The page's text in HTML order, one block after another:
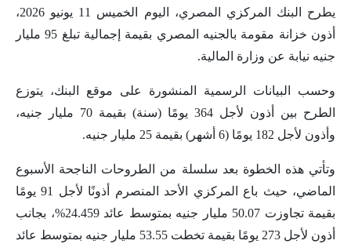
يطرح البنك المركزي المصري، اليوم الخميس 11 يونيو 2026،
أذون خزانة مقومة بالجنيه المصري بقيمة إجمالية تبلغ 95 مليار
جنيه نيابة عن وزارة المالية.
وحسب البيانات الرسمية المنشورة على موقع البنك، يتوزع
الطرح بين أذون لأجل 364 يومًا (سنة) بقيمة 70 مليار جنيه،
وأذون لأجل 182 يومًا (6 أشهر) بقيمة 25 مليار جنيه.
وتأتي هذه الخطوة بعد سلسلة من الطروحات الناجحة الأسبوع
الماضي، حيث باع المركزي الأحد المنصرم أذونًا لأجل 91 يومًا
بقيمة تجاوزت 50.07 مليار جنيه بمتوسط عائد 24.459%، بجانب
أذون لأجل 273 يومًا بقيمة تخطت 53.55 مليار جنيه بمتوسط عائد